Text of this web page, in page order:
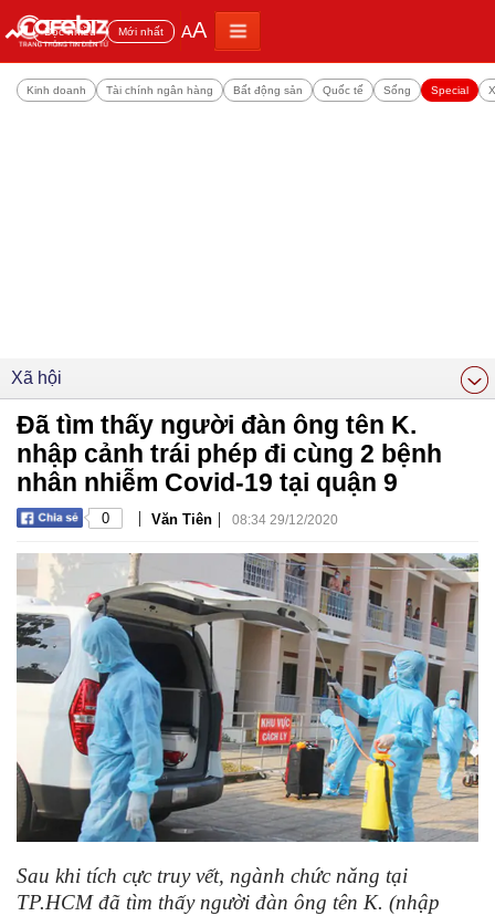
Đọc nhiều Mới nhất AA
Kinh doanh Tài chính ngân hàng Bất động sản Quốc tế Sống Special
Xã hội
Đã tìm thấy người đàn ông tên K.
nhập cảnh trái phép đi cùng 2 bệnh
nhân nhiễm Covid-19 tại quận 9
0 | Văn Tiên | 08:34 29/12/2020
Sau khi tích cực truy vết, ngành chức năng tại
TP.HCM đã tìm thấy người đàn ông tên K. (nhập